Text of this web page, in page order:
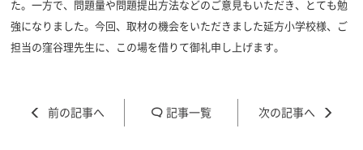
た。一方で、問題量や問題提出方法などのご意見もいただき、とても勉
強になりました。今回、取材の機会をいただきました延方小学校様、ご
担当の窪谷理先生に、この場を借りて御礼申し上げます。
記事一覧